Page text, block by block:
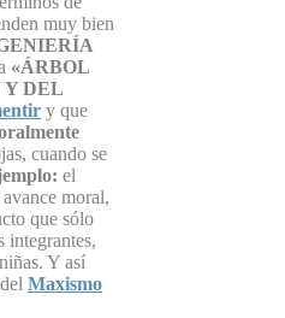
muy bien
«ÁRBOL
DEL
y que
cuando se
el
moral,
que sólo
integrantes,
Y así
Maxismo